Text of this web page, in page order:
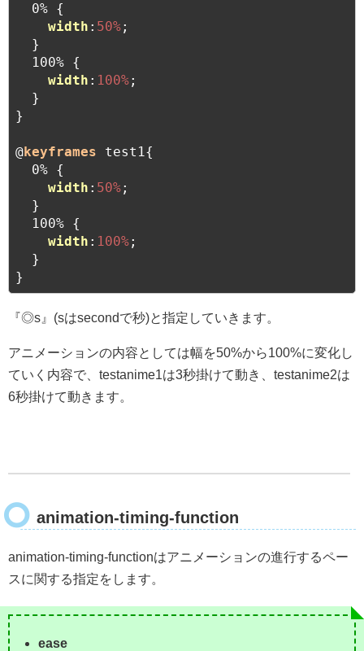
  0% {
width : 50%;
  }
  100% {
width : 100%;
  }
}
@keyframes test1{
  0% {
width : 50%;
  }
  100% {
width : 100%;
  }
}
『◎s』(sはsecondで秒)と指定していきます。
アニメーションの内容としては幅を50%から100%に変化し
ていく内容で、testanime1は3秒掛けて動き、testanime2は
6秒掛けて動きます。
animation-timing-function
animation-timing-functionはアニメーションの進行するペー
スに関する指定をします。
ease